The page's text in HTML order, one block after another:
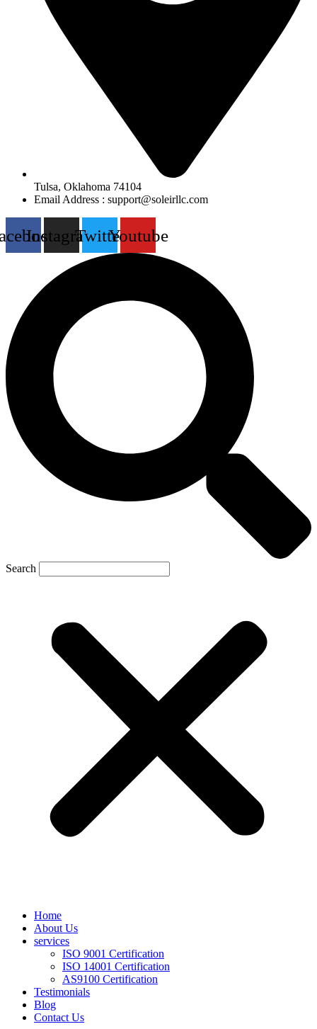
Tulsa, Oklahoma 74104
Email Address : support@soleirllc.com
InstagramTwitterYoutube
Search
Home
About Us
services
ISO 9001 Certification
ISO 14001 Certification
AS9100 Certification
Testimonials
Blog
Contact Us